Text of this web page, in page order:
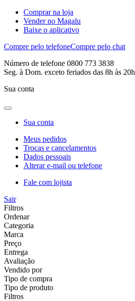
Comprar na loja
Vender no Magalu
Baixe o aplicativo
Compre pelo telefoneCompre pelo chat
Número de telefone 0800 773 3838
Seg. à Dom. exceto feriados das 8h às 20h
Sua conta
Sua conta
Meus pedidos
Trocas e cancelamentos
Dados pessoais
Alterar e-mail ou telefone
Fale com lojista
Sair
Filtros
Ordenar
Categoria
Marca
Preço
Entrega
Avaliação
Vendido por
Tipo de compra
Tipo de produto
Filtros